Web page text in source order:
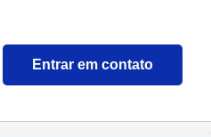
Entrar em contato